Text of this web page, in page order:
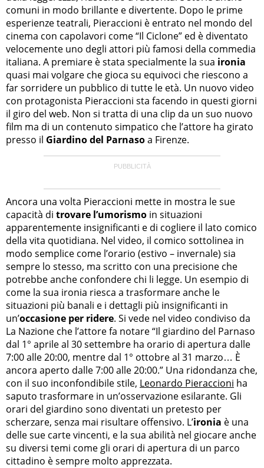
comuni in modo brillante e divertente. Dopo le prime
esperienze teatrali, Pieraccioni è entrato nel mondo del
cinema con capolavori come “Il Ciclone” ed è diventato
velocemente uno degli attori più famosi della commedia
italiana. A premiare è stata specialmente la sua ironia
quasi mai volgare che gioca su equivoci che riescono a
far sorridere un pubblico di tutte le età. Un nuovo video
con protagonista Pieraccioni sta facendo in questi giorni
il giro del web. Non si tratta di una clip da un suo nuovo
film ma di un contenuto simpatico che l’attore ha girato
presso il Giardino del Parnasoa Firenze.
Ancora una volta Pieraccioni mette in mostra le sue
capacità di trovare l’umorismo in situazioni
apparentemente insignificanti e di cogliere il lato comico
della vita quotidiana. Nel video, il comico sottolinea in
modo semplice come l’orario (estivo – invernale) sia
sempre lo stesso, ma scritto con una precisione che
potrebbe anche confondere chi li legge. Un esempio di
come la sua ironia riesca a trasformare anche le
situazioni più banali e i dettagli più insignificanti in
un’occasione per ridere. Si vede nel video condiviso da
La Nazione che l’attore fa notare “Il giardino del Parnaso
dal 1° aprile al 30 settembre ha orario di apertura dalle
7:00 alle 20:00, mentre dal 1° ottobre al 31 marzo… È
ancora aperto dalle 7:00 alle 20:00.” Una ridondanza che,
con il suo inconfondibile stile, Leonardo Pieraccioni ha
saputo trasformare in un’osservazione esilarante. Gli
orari del giardino sono diventati un pretesto per
scherzare, senza mai risultare offensivo. L’ironia è una
delle sue carte vincenti, e la sua abilità nel giocare anche
su diversi temi come gli orari di apertura di un parco
cittadino è sempre molto apprezzata.